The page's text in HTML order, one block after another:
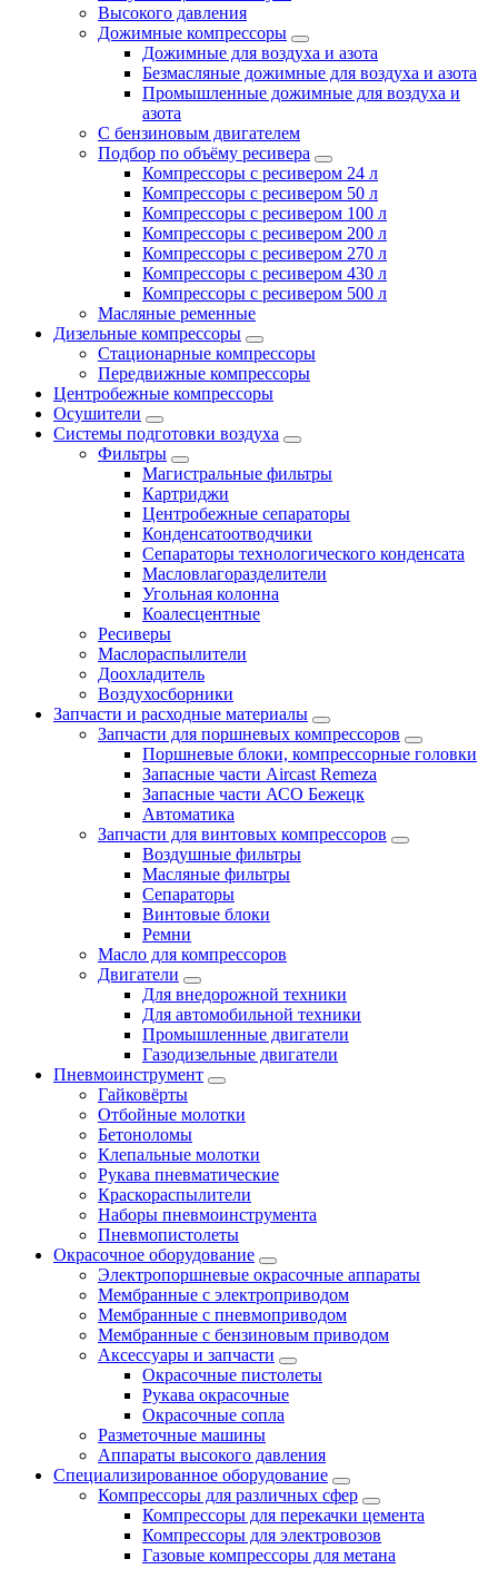
Высокого давления
Дожимные компрессоры
Дожимные для воздуха и азота
Безмасляные дожимные для воздуха и азота
Промышленные дожимные для воздуха и
азота
С бензиновым двигателем
Подбор по объёму ресивера
Компрессоры с ресивером 24 л
Компрессоры с ресивером 50 л
Компрессоры с ресивером 100 л
Компрессоры с ресивером 200 л
Компрессоры с ресивером 270 л
Компрессоры с ресивером 430 л
Компрессоры с ресивером 500 л
Масляные ременные
Дизельные компрессоры
Стационарные компрессоры
Передвижные компрессоры
Центробежные компрессоры
Осушители
Системы подготовки воздуха
Фильтры
Магистральные фильтры
Картриджи
Центробежные сепараторы
Конденсатоотводчики
Сепараторы технологического конденсата
Масловлагоразделители
Угольная колонна
Коалесцентные
Ресиверы
Маслораспылители
Доохладитель
Воздухосборники
Запчасти и расходные материалы
Запчасти для поршневых компрессоров
Поршневые блоки, компрессорные головки
Запасные части Aircast Remeza
Запасные части АСО Бежецк
Автоматика
Запчасти для винтовых компрессоров
Воздушные фильтры
Масляные фильтры
Сепараторы
Винтовые блоки
Ремни
Масло для компрессоров
Двигатели
Для внедорожной техники
Для автомобильной техники
Промышленные двигатели
Газодизельные двигатели
Пневмоинструмент
Гайковёрты
Отбойные молотки
Бетоноломы
Клепальные молотки
Рукава пневматические
Краскораспылители
Наборы пневмоинструмента
Пневмопистолеты
Окрасочное оборудование
Электропоршневые окрасочные аппараты
Мембранные с электроприводом
Мембранные с пневмоприводом
Мембранные с бензиновым приводом
Аксессуары и запчасти
Окрасочные пистолеты
Рукава окрасочные
Окрасочные сопла
Разметочные машины
Аппараты высокого давления
Специализированное оборудование
Компрессоры для различных сфер
Компрессоры для перекачки цемента
Компрессоры для электровозов
Газовые компрессоры для метана